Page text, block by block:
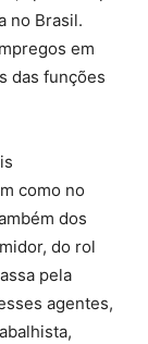
no Brasil.
em
das funções
como no
dos
do rol
pela
agentes,